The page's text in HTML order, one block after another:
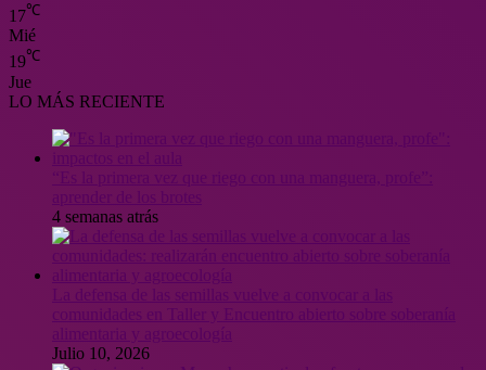
17℃
Mié
19℃
Jue
LO MÁS RECIENTE
4 semanas atrás
Julio 10, 2026